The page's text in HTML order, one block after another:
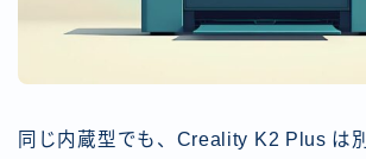
同じ内蔵型でも、Creality K2 Plus は